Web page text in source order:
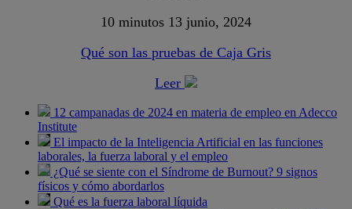
10 minutos 13 junio, 2024
Qué son las pruebas de Caja Gris
Leer
12 campanadas de 2024 en materia de empleo en Adecco
Institute
El impacto de la Inteligencia Artificial en las funciones
laborales, la fuerza laboral y el empleo
¿Qué se siente con el Síndrome de Burnout? 9 signos
físicos y cómo abordarlos
Qué es la fuerza laboral líquida